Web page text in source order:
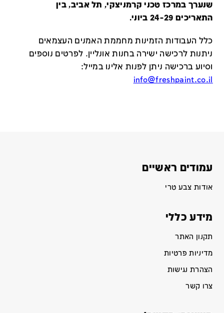
שנערך במרכז טכני קרמניצקי, תל אביב, בין
התאריכים 24-29 ביוני.
כלל העבודות הזמינות מחממת האמנים העצמאים
ניתנות לרכישה ישירה בחנות אונליין. לפרטים נוספים
וסיוע ברכישה ניתן לפנות אלינו במייל:
info@freshpaint.co.il
עמודים ראשיים
אודות צבע טרי
מידע כללי
תקנון האתר
מדיניות פרטיות
הצהרת נגישות
צרו קשר